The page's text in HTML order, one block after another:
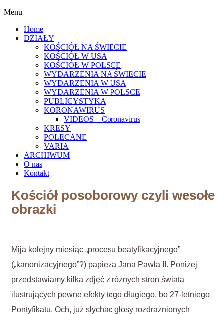
Menu
Home
DZIAŁY
KOŚCIÓŁ NA ŚWIECIE
KOŚCIÓŁ W USA
KOŚCIÓŁ W POLSCE
WYDARZENIA NA ŚWIECIE
WYDARZENIA W USA
WYDARZENIA W POLSCE
PUBLICYSTYKA
KORONAWIRUS
VIDEOS – Coronavirus
KRESY
POLECANE
VARIA
ARCHIWUM
O nas
Kontakt
Kościół posoborowy czyli wesołe
obrazki
Mija kolejny miesiąc „procesu beatyfikacyjnego”
(„kanonizacyjnego”?) papieża Jana Pawła II. Poniżej
przedstawiamy kilka zdjęć z różnych stron świata
ilustrujących pewne efekty tego długiego, bo 27-letniego
Pontyfikatu. Och, już słychać głosy rozdrażnionych